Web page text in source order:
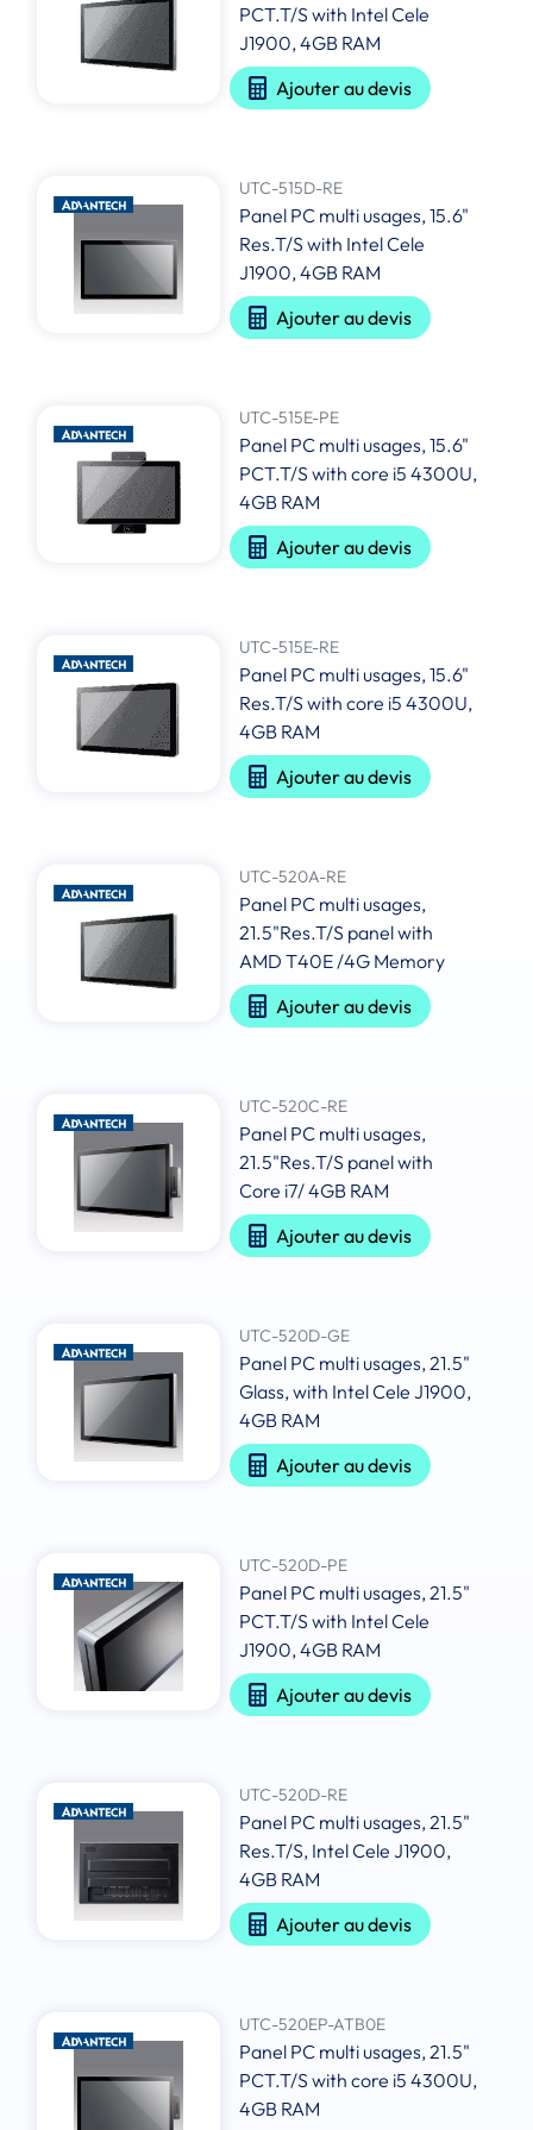
PCT.T/S with Intel Cele
J1900, 4GB RAM
Ajouter au devis
UTC-515D-RE
Panel PC multi usages, 15.6"
Res.T/S with Intel Cele
J1900, 4GB RAM
Ajouter au devis
UTC-515E-PE
Panel PC multi usages, 15.6"
PCT.T/S with core i5 4300U,
4GB RAM
Ajouter au devis
UTC-515E-RE
Panel PC multi usages, 15.6"
Res.T/S with core i5 4300U,
4GB RAM
Ajouter au devis
UTC-520A-RE
Panel PC multi usages,
21.5"Res.T/S panel with
AMD T40E /4G Memory
Ajouter au devis
UTC-520C-RE
Panel PC multi usages,
21.5"Res.T/S panel with
Core i7/ 4GB RAM
Ajouter au devis
UTC-520D-GE
Panel PC multi usages, 21.5"
Glass, with Intel Cele J1900,
4GB RAM
Ajouter au devis
UTC-520D-PE
Panel PC multi usages, 21.5"
PCT.T/S with Intel Cele
J1900, 4GB RAM
Ajouter au devis
UTC-520D-RE
Panel PC multi usages, 21.5"
Res.T/S, Intel Cele J1900,
4GB RAM
Ajouter au devis
UTC-520EP-ATB0E
Panel PC multi usages, 21.5"
PCT.T/S with core i5 4300U,
4GB RAM